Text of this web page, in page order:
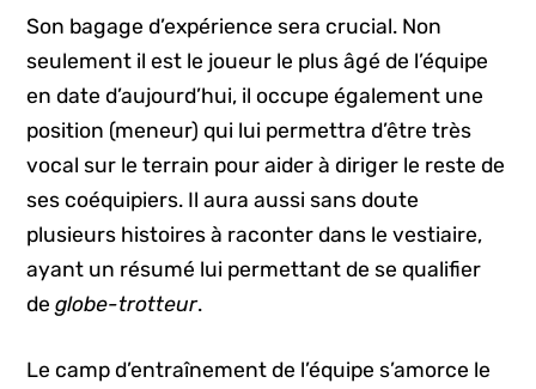
Son bagage d’expérience sera crucial. Non
seulement il est le joueur le plus âgé de l’équipe
en date d’aujourd’hui, il occupe également une
position (meneur) qui lui permettra d’être très
vocal sur le terrain pour aider à diriger le reste de
ses coéquipiers. Il aura aussi sans doute
plusieurs histoires à raconter dans le vestiaire,
ayant un résumé lui permettant de se qualifier
deglobe-trotteur.
Le camp d’entraînement de l’équipe s’amorce le